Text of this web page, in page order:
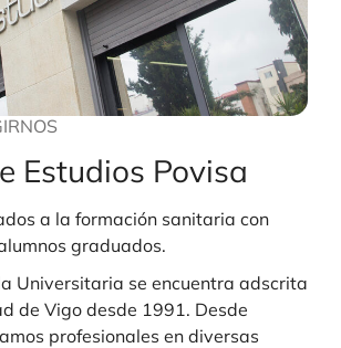
Estudios Povisa
a la formación sanitaria con
graduados.
Universitaria se encuentra adscrita
de Vigo desde 1991. Desde
profesionales en diversas